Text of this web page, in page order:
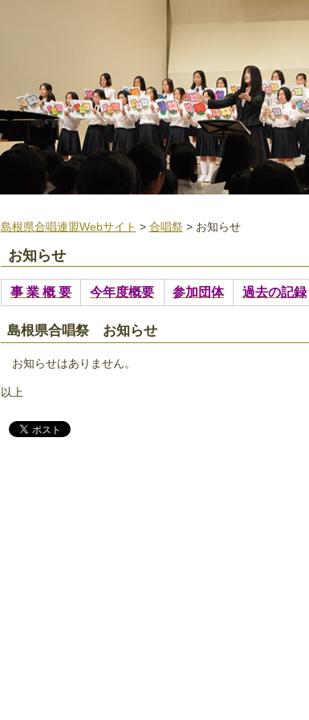
島根県合唱連盟Webサイト > 合唱祭> お知らせ
お知らせ
事 業 概 要 今年度概要 参加団体 過去の記録
島根県合唱祭 お知らせ
お知らせはありません。
以上